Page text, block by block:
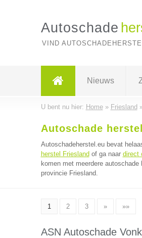
Autoschade
VIND
Nieuws
U bent nu hier: Home» Friesland
Autoschade
Autoschadeherstel.eu bevat
herstel Friesland of ga naar direct
komen met meerdere
provincie Friesland.
1 2 3 » »»
ASN Autoschade